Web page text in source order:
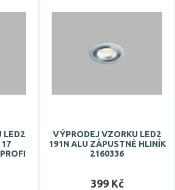
LED2
17
VÝPRODEJ VZORKU LED2
191N ALU ZÁPUSTNÉ HLINÍK
2160336
399 Kč